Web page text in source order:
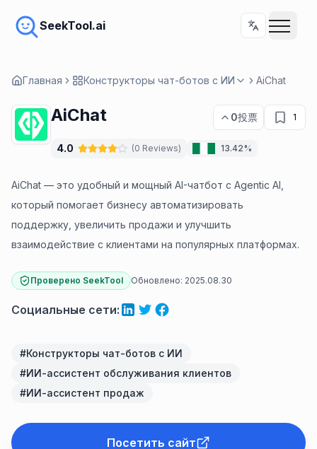
SeekTool.ai
Главная Конструкторы чат-ботов с ИИ AiChat
AiChat 0投票 1
4.0 (0 Reviews) 13.42%
AiChat — это удобный и мощный AI-чатбот с Agentic AI,
который помогает бизнесу автоматизировать
поддержку, увеличить продажи и улучшить
взаимодействие с клиентами на популярных платформах.
Проверено SeekTool Обновлено: 2025.08.30
Социальные сети:
#Конструкторы чат-ботов с ИИ
#ИИ-ассистент обслуживания клиентов
#ИИ-ассистент продаж
Посетить сайт